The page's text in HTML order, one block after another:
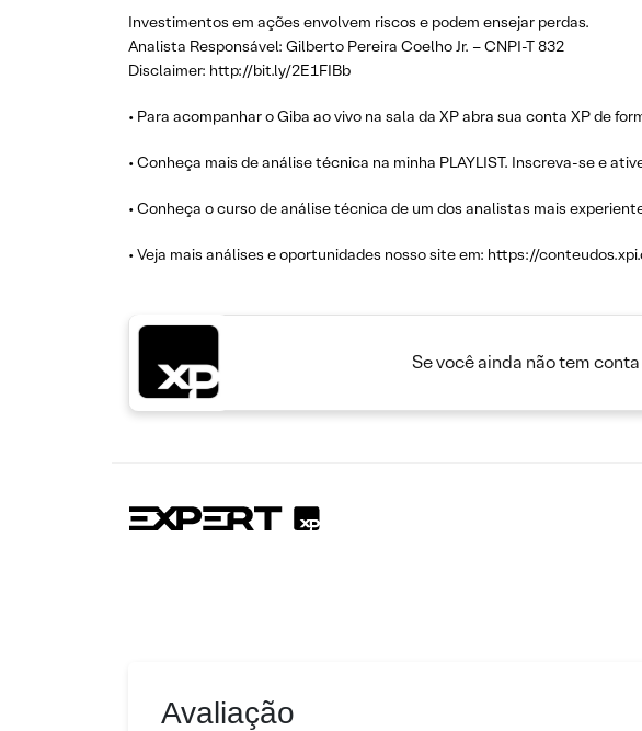
Investimentos em ações envolvem riscos e podem ensejar perdas.
Analista Responsável: Gilberto Pereira Coelho Jr. – CNPI-T 832
Disclaimer: http://bit.ly/2E1FIBb
• Para acompanhar o Giba ao vivo na sala da XP abra sua conta XP de
• Conheça mais de análise técnica na minha PLAYLIST. Inscreva-se e
• Conheça o curso de análise técnica de um dos analistas mais
• Veja mais análises e oportunidades nosso site em: https://
Se você ainda não tem
Avaliação